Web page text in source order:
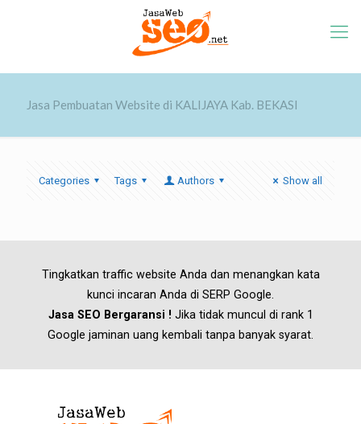
Jasa Pembuatan Website di KALIJAYA Kab. BEKASI
Categories Tags Authors Show all
Tingkatkan traffic website Anda dan menangkan kata
kunci incaran Anda di SERP Google.
Jasa SEO Bergaransi ! Jika tidak muncul di rank 1
Google jaminan uang kembali tanpa banyak syarat.